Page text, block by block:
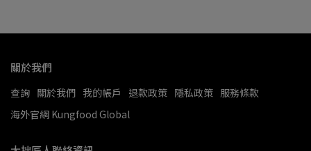
關於我們
查詢 關於我們 我的帳戶 退款政策 隱私政策 服務條款
海外官網 Kungfood Global